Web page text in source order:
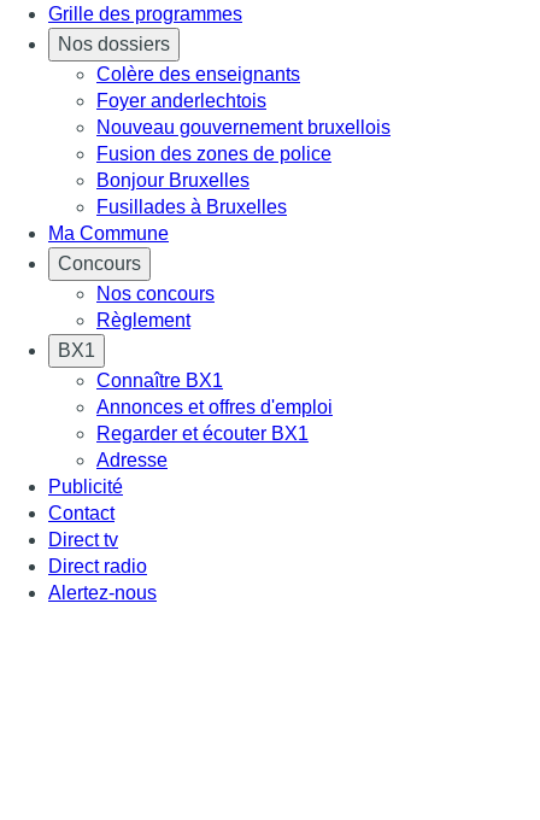
Grille des programmes
Nos dossiers
Colère des enseignants
Foyer anderlechtois
Nouveau gouvernement bruxellois
Fusion des zones de police
Bonjour Bruxelles
Fusillades à Bruxelles
Ma Commune
Concours
Nos concours
Règlement
BX1
Connaître BX1
Annonces et offres d'emploi
Regarder et écouter BX1
Adresse
Publicité
Contact
Direct tv
Direct radio
Alertez-nous